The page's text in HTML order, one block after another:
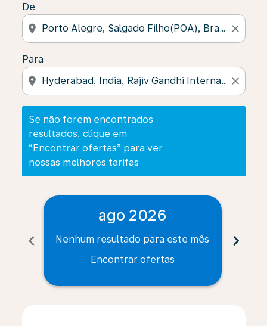
De
location_on close
Para
location_on close
Se não forem encontrados
resultados, clique em
“Encontrar ofertas” para ver
nossas melhores tarifas
chevron_left
ago 2026
Nenhum resultado para este mês
Encontrar ofertas
chevron_right